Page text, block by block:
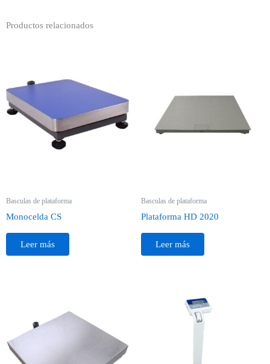
Productos relacionados
Basculas de plataforma
Monocelda CS
Leer más
Basculas de plataforma
Plataforma HD 2020
Leer más